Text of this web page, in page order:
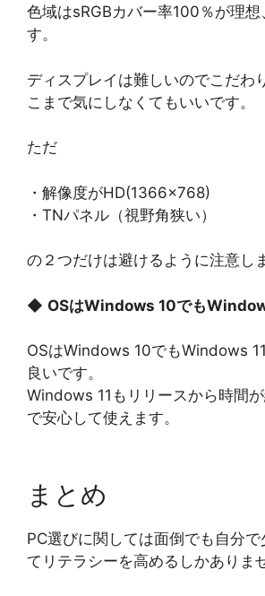
色域はsRGBカバー率100％が理
す。
ディスプレイは難しいのでこだわ
こまで気にしなくてもいいです。
ただ
・解像度がHD(1366×768)
・TNパネル（視野角狭い）
の２つだけは避けるように注意し
◆ OSはWindows 10でも
OSはWindows 10でもWindows
良いです。
Windows 11もリリースから時間
で安心して使えます。
まとめ
PC選びに関しては面倒でも自分
てリテラシーを高めるしかありま